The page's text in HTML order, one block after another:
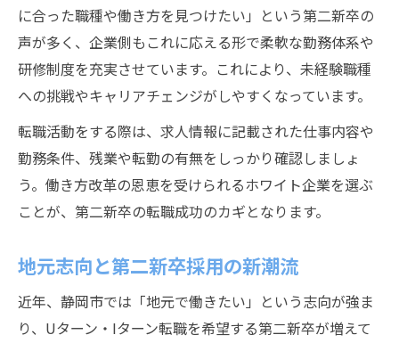
に合った職種や働き方を見つけたい」という第二新卒の
声が多く、企業側もこれに応える形で柔軟な勤務体系や
研修制度を充実させています。これにより、未経験職種
への挑戦やキャリアチェンジがしやすくなっています。
転職活動をする際は、求人情報に記載された仕事内容や
勤務条件、残業や転勤の有無をしっかり確認しましょ
う。働き方改革の恩恵を受けられるホワイト企業を選ぶ
ことが、第二新卒の転職成功のカギとなります。
地元志向と第二新卒採用の新潮流
近年、静岡市では「地元で働きたい」という志向が強ま
り、Uターン・Iターン転職を希望する第二新卒が増えて